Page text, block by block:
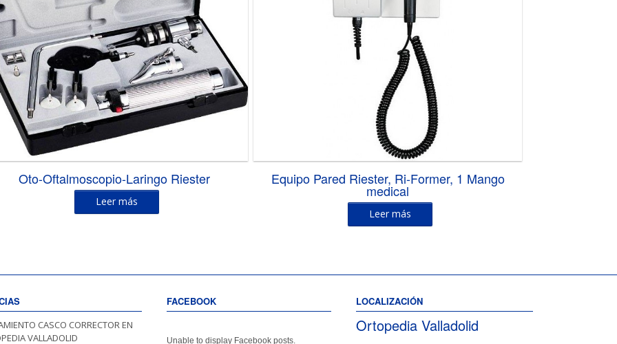
Oto-Oftalmoscopio-Laringo Riester
Leer más
Equipo Pared Riester, Ri-Former, 1 Mango
medical
Leer más
CASCO CORRECTOR EN
VALLADOLID
FACEBOOK
Unable to display Facebook posts.
LOCALIZACIÓN
Ortopedia Valladolid